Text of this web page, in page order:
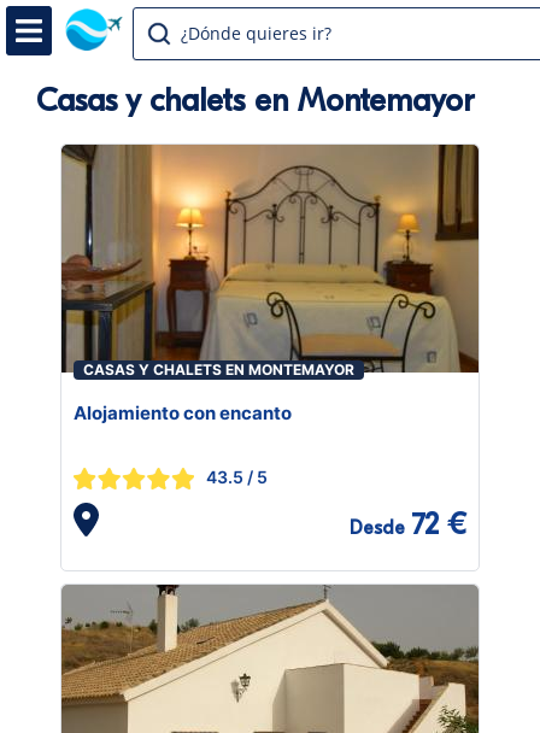
¿Dónde quieres ir?
Casas y chalets en Montemayor
CASAS Y CHALETS EN MONTEMAYOR
Alojamiento con encanto
43.5 / 5
Desde 72 €